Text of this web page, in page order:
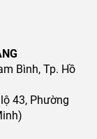
Bình, Tp. Hồ
43, Phường